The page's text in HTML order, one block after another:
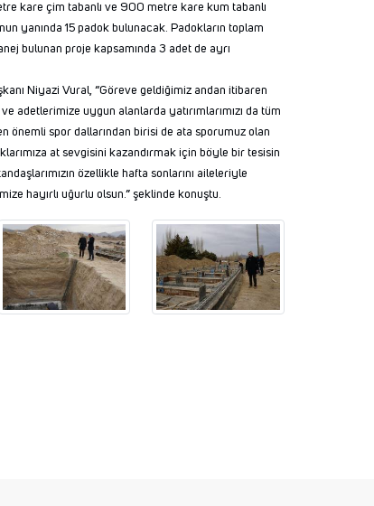
kare çim tabanlı ve 900 metre kare kum tabanlı
yanında 15 padok bulunacak. Padokların toplam
bulunan proje kapsamında 3 adet de ayrı
Niyazi Vural, “Göreve geldiğimiz andan itibaren
adetlerimize uygun alanlarda yatırımlarımızı da tüm
önemli spor dallarından birisi de ata sporumuz olan
at sevgisini kazandırmak için böyle bir tesisin
özellikle hafta sonlarını aileleriyle
hayırlı uğurlu olsun.” şeklinde konuştu.